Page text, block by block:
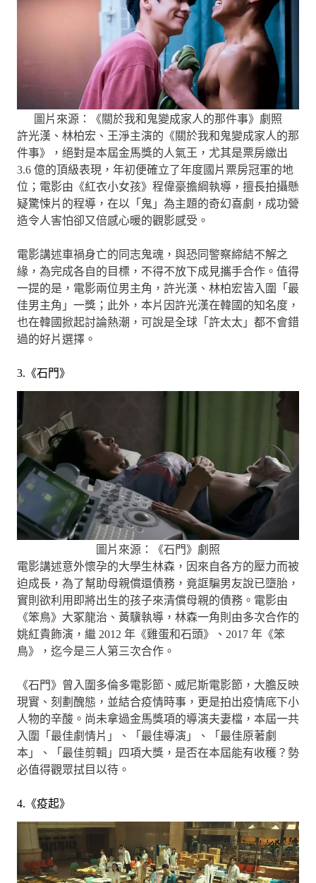
圖片來源：《關於我和鬼變成家人的那件事》劇照
許光漢、林柏宏、王淨主演的《關於我和鬼變成家人的那
件事》，絕對是本屆金馬獎的人氣王，尤其是票房繳出
3.6 億的頂級表現，年初便確立了年度國片票房冠軍的地
位；電影由《紅衣小女孩》程偉豪擔綱執導，擅長拍攝懸
疑驚悚片的程導，在以「鬼」為主題的奇幻喜劇，成功營
造令人害怕卻又倍感心暖的觀影感受。
電影講述車禍身亡的同志鬼魂，與恐同警察締結不解之
緣，為完成各自的目標，不得不放下成見攜手合作。值得
一提的是，電影兩位男主角，許光漢、林柏宏皆入圍「最
佳男主角」一獎；此外，本片因許光漢在韓國的知名度，
也在韓國掀起討論熱潮，可說是全球「許太太」都不會錯
過的好片選擇。
3.《石門》
圖片來源：《石門》劇照
電影講述意外懷孕的大學生林森，因來自各方的壓力而被
迫成長，為了幫助母親償還債務，竟誆騙男友說已墮胎，
實則欲利用即將出生的孩子來清償母親的債務。電影由
《笨鳥》大冢龍治、黃驥執導，林森一角則由多次合作的
姚紅貴飾演，繼 2012 年《雞蛋和石頭》、2017 年《笨
鳥》，迄今是三人第三次合作。
《石門》曾入圍多倫多電影節、威尼斯電影節，大膽反映
現實、刻劃醜態，並結合疫情時事，更是拍出疫情底下小
人物的辛酸。尚未拿過金馬獎項的導演夫妻檔，本屆一共
入圍「最佳劇情片」、「最佳導演」、「最佳原著劇
本」、「最佳剪輯」四項大獎，是否在本屆能有收穫？勢
必值得觀眾拭目以待。
4.《疫起》